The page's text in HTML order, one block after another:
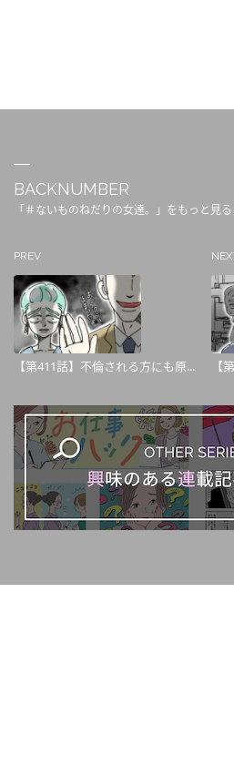
BACKNUMBER
「＃ないものねだりの女達。」をもっと見る
PREV
【第411話】不倫される方にも原... 【